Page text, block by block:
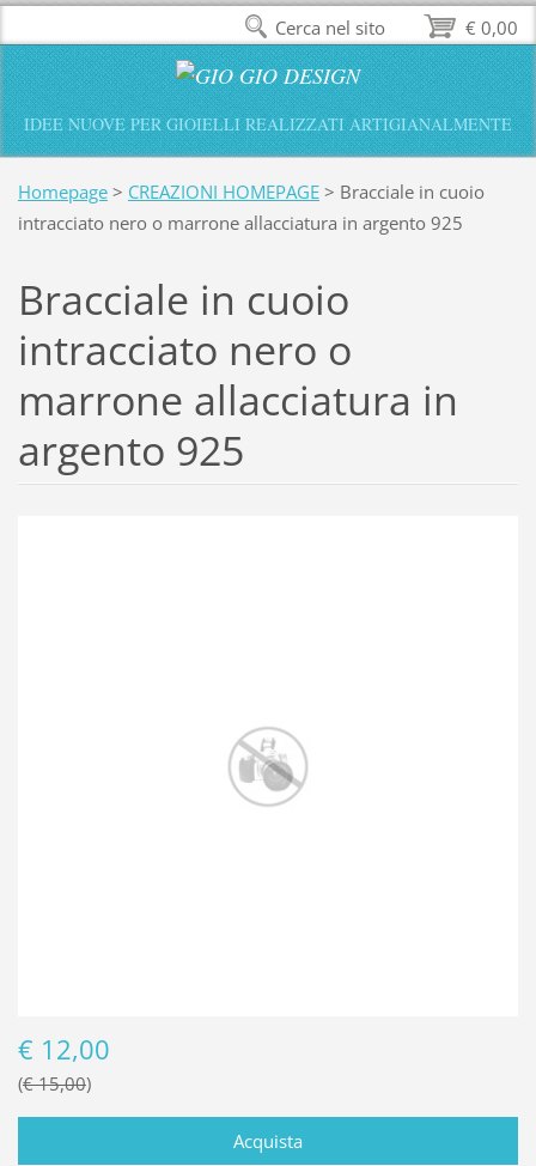
IDEE NUOVE PER GIOIELLI REALIZZATI ARTIGIANALMENTE
Homepage > CREAZIONI HOMEPAGE > Bracciale in cuoio
intracciato nero o marrone allacciatura in argento 925
Bracciale in cuoio
intracciato nero o
marrone allacciatura in
argento 925
€ 12,00
€ 15,00
€ 0,00
Cerca nel sito